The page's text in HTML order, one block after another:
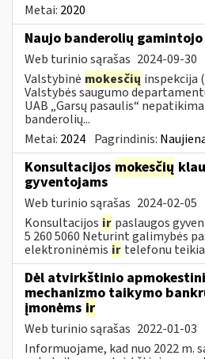
Metai: 2020
Naujo banderolių gamintojo
Web turinio sąrašas 2024-09-30
Valstybinė mokesčių inspekcija
Valstybės saugumo
UAB „Garsų pasaulis“
banderolių...
Metai: 2024 Pagrindinis:
Konsultacijos mokesčių
gyventojams
Web turinio sąrašas 2024-02-05
Konsultacijos ir paslaugos
5 260 5060 Neturint galimybės
elektroninėmis ir telefonu
Dėl atvirkštinio
mechanizmo taikymo
įmonėms ir
Web turinio sąrašas 2022-01-03
Informuojame, kad nuo 2022 m.